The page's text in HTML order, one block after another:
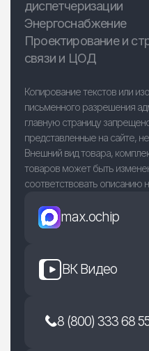
диспетчеризации
Энергоснабжение
Проектирование и
связи и ЦОД
Копирование текстов или
письменного разрешения
главную страницу
представленные на сайте,
Внешний вид товара,
товаров может быть
соответствовать описанию
max.ochip
ВК Видео
8 (800) 333 68